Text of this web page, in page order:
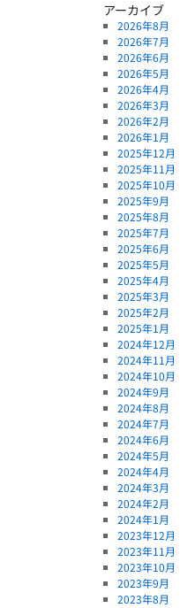
アーカイブ
2026年8月
2026年7月
2026年6月
2026年5月
2026年4月
2026年3月
2026年2月
2026年1月
2025年12月
2025年11月
2025年10月
2025年9月
2025年8月
2025年7月
2025年6月
2025年5月
2025年4月
2025年3月
2025年2月
2025年1月
2024年12月
2024年11月
2024年10月
2024年9月
2024年8月
2024年7月
2024年6月
2024年5月
2024年4月
2024年3月
2024年2月
2024年1月
2023年12月
2023年11月
2023年10月
2023年9月
2023年8月